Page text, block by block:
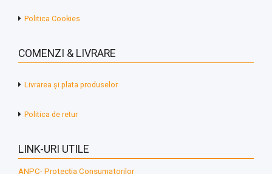
Politica Cookies
COMENZI & LIVRARE
Livrarea și plata produselor
Politica de retur
LINK-URI UTILE
ANPC- Protecția Consumatorilor